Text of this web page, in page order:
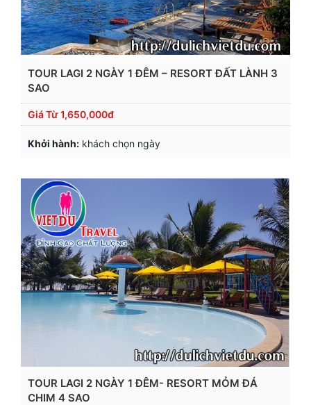
TOUR LAGI 2 NGÀY 1 ĐÊM – RESORT ĐẤT LÀNH 3
SAO
Giá Từ1,650,000đ
Khởi hành: khách chọn ngày
TOUR LAGI 2 NGÀY 1 ĐÊM- RESORT MỎM ĐÁ
CHIM 4 SAO